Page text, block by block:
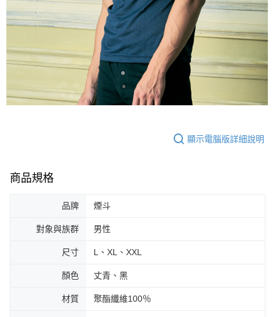
顯示電腦版詳細說明
商品規格
品牌 煙斗
對象與族群 男性
尺寸 L、XL、XXL
顏色 丈青、黑
材質 聚酯纖維100％